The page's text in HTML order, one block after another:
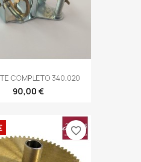
COMPLETO 340.020
90,00 €
favorite_border